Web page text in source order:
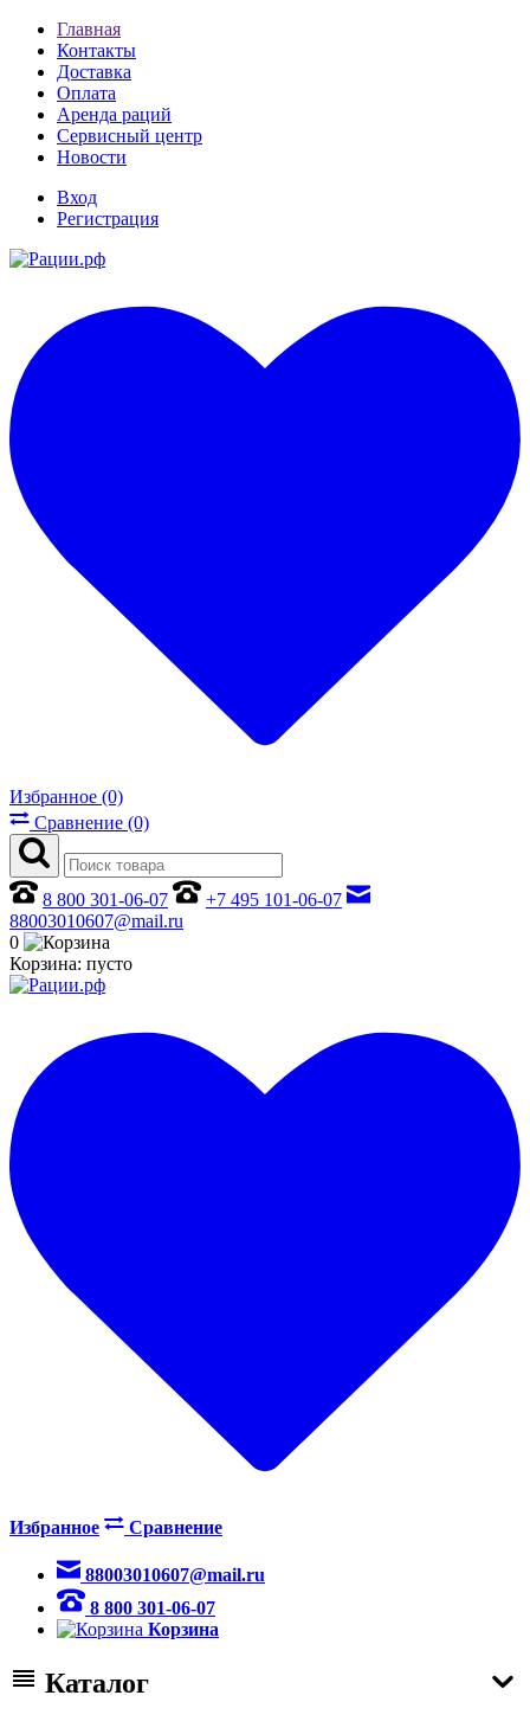
Главная
Контакты
Доставка
Оплата
Аренда раций
Сервисный центр
Новости
Вход
Регистрация
Избранное (0)
Сравнение (0)
8 800 301-06-07
+7 495 101-06-07
88003010607@mail.ru
0
Корзина: пусто
Избранное Сравнение
88003010607@mail.ru
8 800 301-06-07
Корзина
Каталог